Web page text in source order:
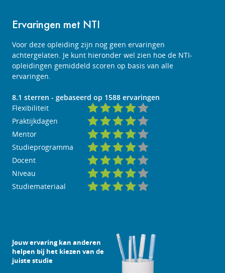
Ervaringen met NTI
Voor deze opleiding zijn nog geen ervaringen
achtergelaten. Je kunt hieronder wel zien hoe de NTI-
opleidingen gemiddeld scoren op basis van alle
ervaringen.
8.1 sterren - gebaseerd op 1588 ervaringen
Flexibiliteit
Praktijkdagen
Mentor
Studieprogramma
Docent
Niveau
Studiemateriaal
Jouw ervaring kan anderen
helpen bij het kiezen van de
juiste studie